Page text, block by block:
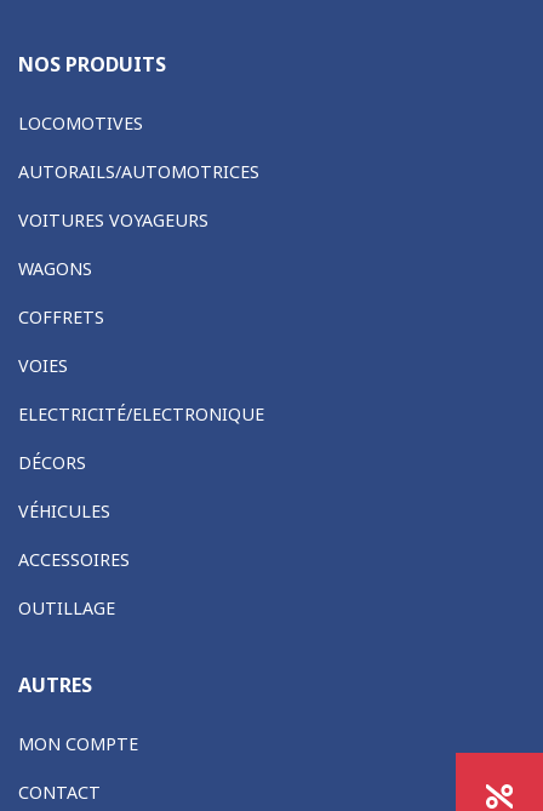
NOS PRODUITS
LOCOMOTIVES
AUTORAILS/AUTOMOTRICES
VOITURES VOYAGEURS
WAGONS
COFFRETS
VOIES
ELECTRICITÉ/ELECTRONIQUE
DÉCORS
VÉHICULES
ACCESSOIRES
OUTILLAGE
AUTRES
MON COMPTE
CONTACT